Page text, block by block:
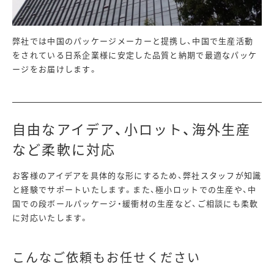
弊社では中国のパッケージメーカーと提携し、中国で生産活動
をされている日系企業様に安定した品質と納期で最適なパッケ
ージをお届けします。
自由なアイデア、小ロット、海外生産
など柔軟に対応
お客様のアイデアを具体的な形にするため、弊社スタッフが知識
と経験でサポートいたします。また、極小ロットでの生産や、中
国での段ボールパッケージ・緩衝材の生産など、ご相談にも柔軟
に対応いたします。
こんなご依頼もお任せください